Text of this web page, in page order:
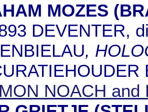
MOZES
DEVENTER,
,
NOACH